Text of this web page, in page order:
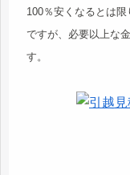
100％安くなるとは限
ですが、必要以上な
す。